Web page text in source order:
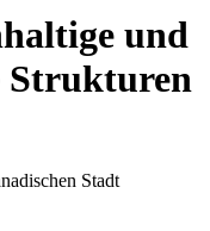
und
Strukturen